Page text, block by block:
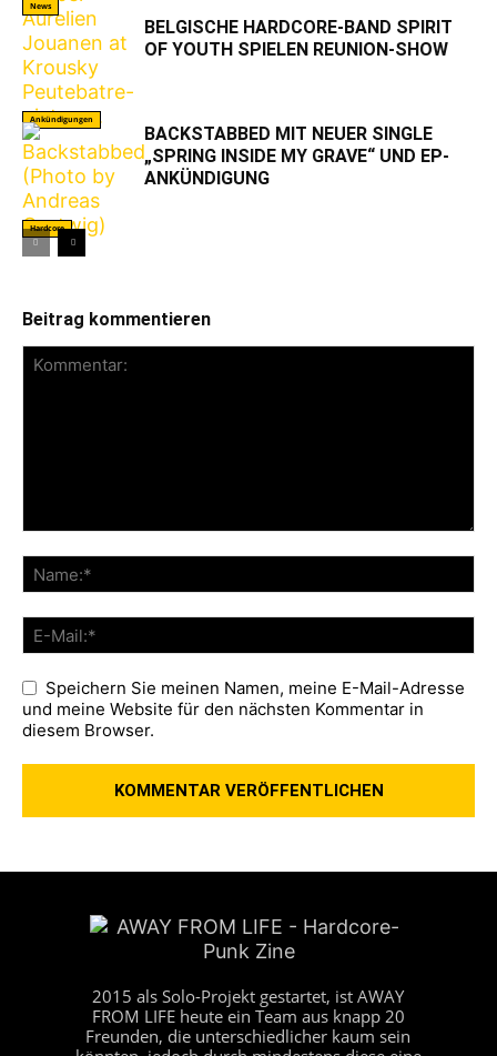
Ankündigungen
News
BELGISCHE HARDCORE-BAND SPIRIT
OF YOUTH SPIELEN REUNION-SHOW
Hardcore
BACKSTABBED MIT NEUER SINGLE
„SPRING INSIDE MY GRAVE“ UND EP-
ANKÜNDIGUNG
Beitrag kommentieren
Speichern Sie meinen Namen, meine E-Mail-Adresse
und meine Website für den nächsten Kommentar in
diesem Browser.
2015 als Solo-Projekt gestartet, ist AWAY
FROM LIFE heute ein Team aus knapp 20
Freunden, die unterschiedlicher kaum sein